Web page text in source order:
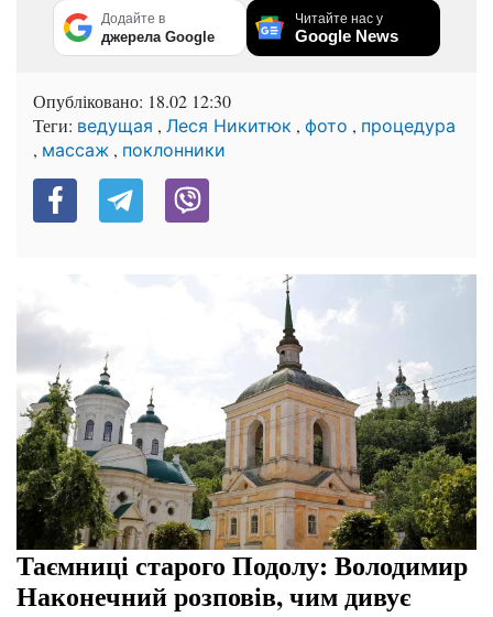
Додайте в
джерела Google
Читайте нас у
Google News
Опубліковано: 18.02 12:30
Теги: ведущая , Леся Никитюк , фото , процедура
, массаж , поклонники
Таємниці старого Подолу: Володимир
Наконечний розповів, чим дивує